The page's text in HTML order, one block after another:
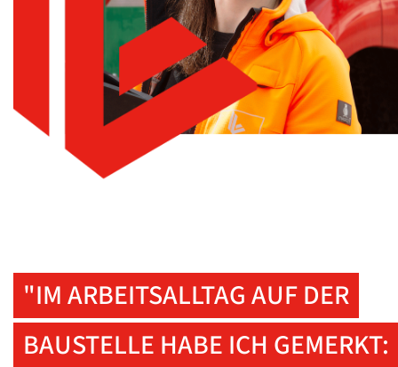
"IM ARBEITSALLTAG AUF DER
BAUSTELLE HABE ICH GEMERKT: